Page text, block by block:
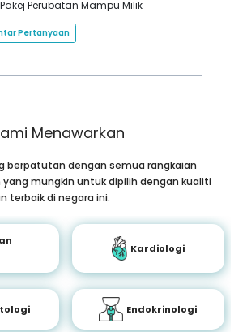
Pakej Perubatan Mampu Milik
Pertanyaan
Menawarkan
berpatutan dengan semua rangkaian
mungkin untuk dipilih dengan kualiti
terbaik di negara ini.
Kardiologi
Endokrinologi